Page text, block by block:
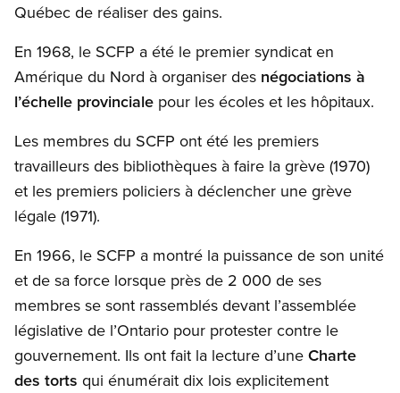
Québec de réaliser des gains.
En 1968, le SCFP a été le premier syndicat en
Amérique du Nord à organiser des négociations à
l’échelle provinciale pour les écoles et les hôpitaux.
Les membres du SCFP ont été les premiers
travailleurs des bibliothèques à faire la grève (1970)
et les premiers policiers à déclencher une grève
légale (1971).
En 1966, le SCFP a montré la puissance de son unité
et de sa force lorsque près de 2 000 de ses
membres se sont rassemblés devant l’assemblée
législative de l’Ontario pour protester contre le
gouvernement. Ils ont fait la lecture d’une Charte
des torts qui énumérait dix lois explicitement